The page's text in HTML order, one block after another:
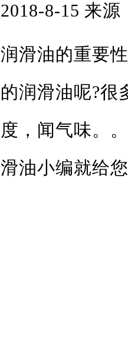
2018-8-15 来
润滑油的重要
的润滑油呢?很
度，闻气味。
滑油小编就给